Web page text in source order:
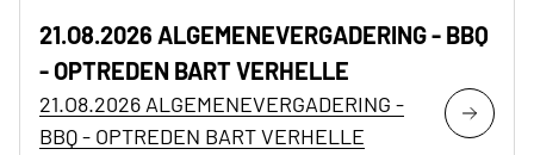
21.O8.2026 ALGEMENEVERGADERING - BBQ
- OPTREDEN BART VERHELLE
21.O8.2026 ALGEMENEVERGADERING -
BBQ - OPTREDEN BART VERHELLE